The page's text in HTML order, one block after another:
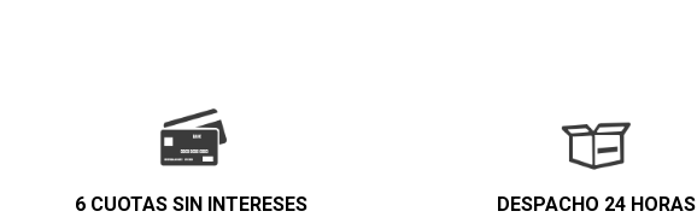
6 CUOTAS SIN INTERESES DESPACHO 24 HORAS